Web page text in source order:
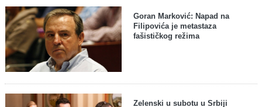
Goran Marković: Napad na
Filipovića je metastaza
fašističkog režima
Zelenski u subotu u Srbiji